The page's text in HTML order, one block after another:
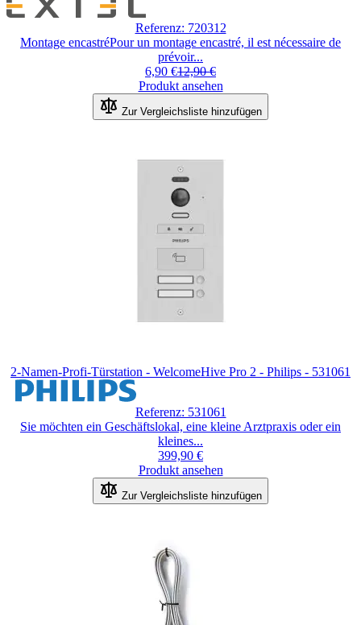
Referenz: 720312
Montage encastréPour un montage encastré, il est nécessaire de
prévoir...
6,90 €12,90 €
Produkt ansehen
Zur Vergleichsliste hinzufügen
2-Namen-Profi-Türstation - WelcomeHive Pro 2 - Philips - 531061
Referenz: 531061
Sie möchten ein Geschäftslokal, eine kleine Arztpraxis oder ein
kleines...
399,90 €
Produkt ansehen
Zur Vergleichsliste hinzufügen